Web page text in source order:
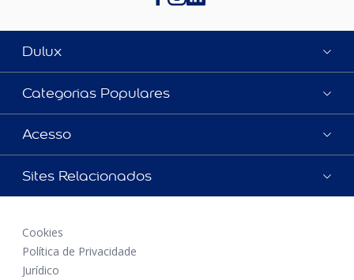
Dulux
Categorias Populares
Acesso
Sites Relacionados
Cookies
Política de Privacidade
Jurídico